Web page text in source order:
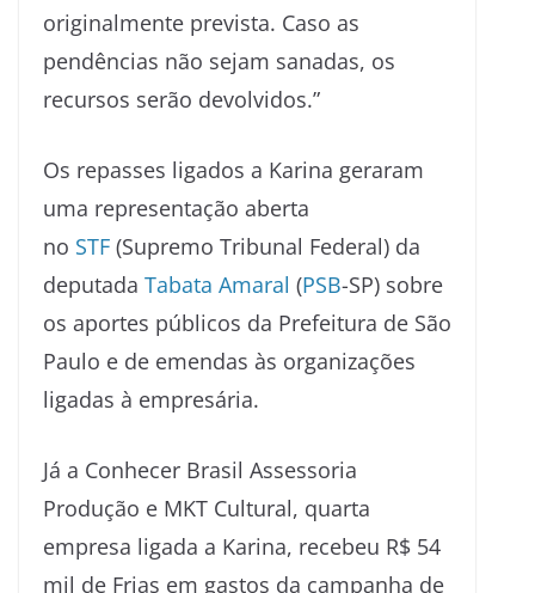
originalmente prevista. Caso as
pendências não sejam sanadas, os
recursos serão devolvidos.”
Os repasses ligados a Karina geraram
uma representação aberta
no STF (Supremo Tribunal Federal) da
deputada Tabata Amaral (PSB-SP) sobre
os aportes públicos da Prefeitura de São
Paulo e de emendas às organizações
ligadas à empresária.
Já a Conhecer Brasil Assessoria
Produção e MKT Cultural, quarta
empresa ligada a Karina, recebeu R$ 54
mil de Frias em gastos da campanha de